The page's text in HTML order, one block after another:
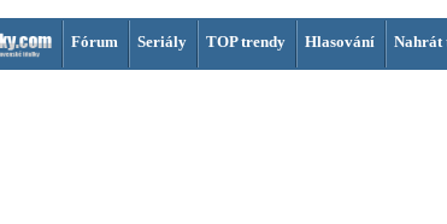
Fórum Seriály TOP trendy Hlasování Nahrát